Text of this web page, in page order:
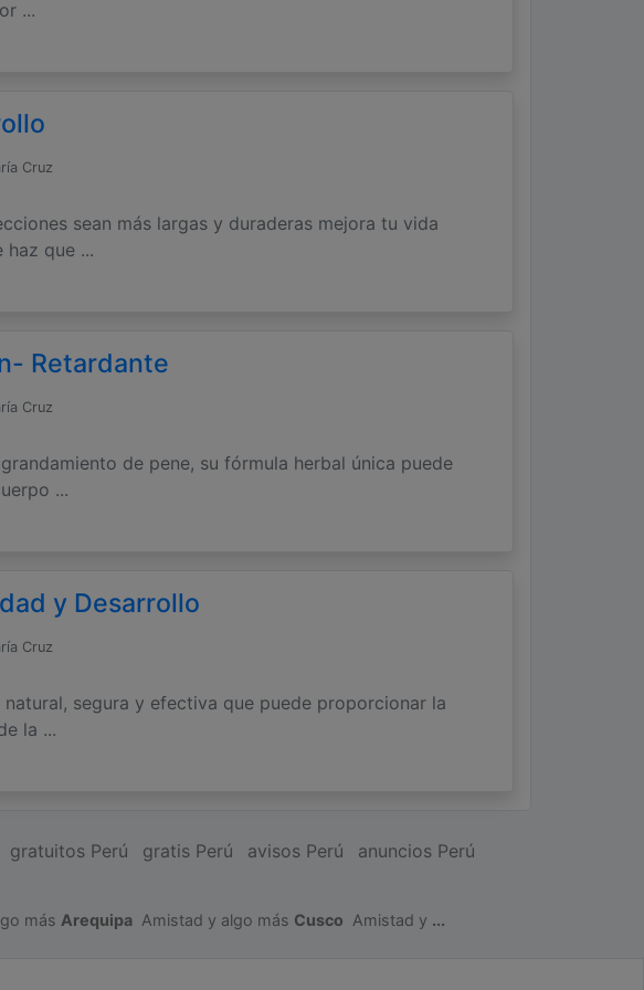
...
Cruz
sean más largas y duraderas mejora tu vida
haz que ...
Retardante
Cruz
de pene, su fórmula herbal única puede
...
y Desarrollo
Cruz
segura y efectiva que puede proporcionar la
la ...
gratuitos Perú gratis Perú avisos Perú
anuncios Perú
más Arequipa Amistad y algo más Cusco Amistad y ...